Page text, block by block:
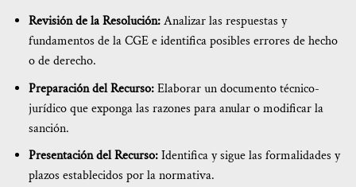
Revisión de la Resolución:Analizar las respuestas y
fundamentos de la CGE e identifica posibles errores de hecho
o de derecho.
Preparación del Recurso:Elaborar un documento técnico-
jurídico que exponga las razones para anular o modificar la
sanción.
Presentación del Recurso:Identifica y sigue las formalidades y
plazos establecidos por la normativa.